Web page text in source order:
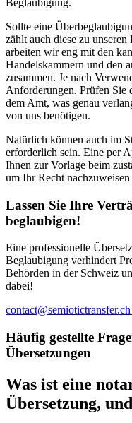
Beglaubigung.
Sollte eine
zählt auch diese zu
arbeiten wir eng mit den
Handelskammern und den
zusammen. Je nach
Anforderungen. Prüfen Sie
dem Amt, was genau
von uns benötigen.
Natürlich können auch im
erforderlich sein. Eine per
Ihnen zur Vorlage beim
um Ihr Recht
Lassen Sie Ihre
beglaubigen!
Eine professionelle
Beglaubigung verhindert
Behörden in der Schweiz
dabei!
contact@semiotictransfer.ch
Häufig gestellte
Übersetzungen
Was ist eine
Übersetzung,